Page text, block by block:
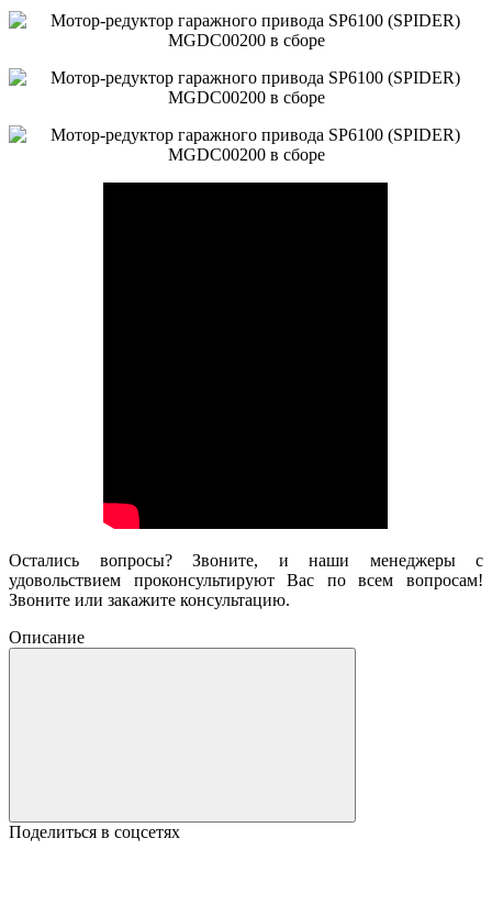
Остались вопросы? Звоните, и наши менеджеры с
удовольствием проконсультируют Вас по всем вопросам!
Звоните или закажите консультацию.
Описание
Поделиться в соцсетях